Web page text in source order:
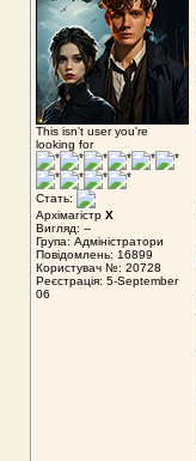
This isn't user you're
looking for
Стать:
Архімагістр X
Вигляд: --
Група: Адміністратори
Повідомлень: 16899
Користувач №: 20728
Реєстрація: 5-September
06